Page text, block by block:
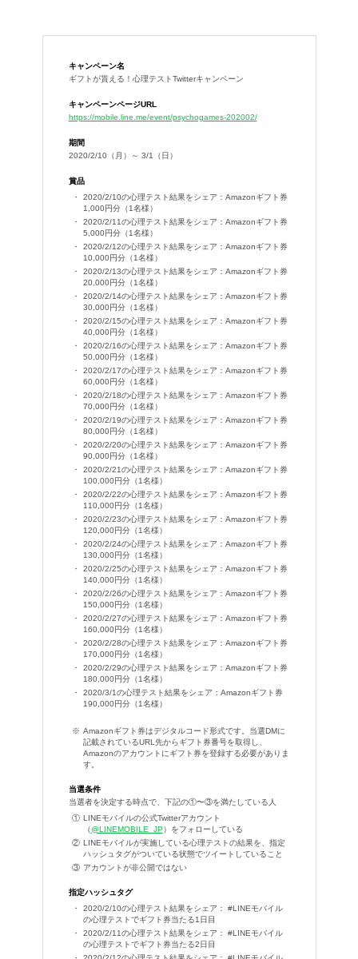
キャンペーン名
ギフトが貰える！心理テストTwitterキャンペーン
キャンペーンページURL
https://mobile.line.me/event/psychogames-202002/
期間
2020/2/10（月）～ 3/1（日）
賞品
2020/2/10の心理テスト結果をシェア：Amazonギフト券
1,000円分（1名様）
2020/2/11の心理テスト結果をシェア：Amazonギフト券
5,000円分（1名様）
2020/2/12の心理テスト結果をシェア：Amazonギフト券
10,000円分（1名様）
2020/2/13の心理テスト結果をシェア：Amazonギフト券
20,000円分（1名様）
2020/2/14の心理テスト結果をシェア：Amazonギフト券
30,000円分（1名様）
2020/2/15の心理テスト結果をシェア：Amazonギフト券
40,000円分（1名様）
2020/2/16の心理テスト結果をシェア：Amazonギフト券
50,000円分（1名様）
2020/2/17の心理テスト結果をシェア：Amazonギフト券
60,000円分（1名様）
2020/2/18の心理テスト結果をシェア：Amazonギフト券
70,000円分（1名様）
2020/2/19の心理テスト結果をシェア：Amazonギフト券
80,000円分（1名様）
2020/2/20の心理テスト結果をシェア：Amazonギフト券
90,000円分（1名様）
2020/2/21の心理テスト結果をシェア：Amazonギフト券
100,000円分（1名様）
2020/2/22の心理テスト結果をシェア：Amazonギフト券
110,000円分（1名様）
2020/2/23の心理テスト結果をシェア：Amazonギフト券
120,000円分（1名様）
2020/2/24の心理テスト結果をシェア：Amazonギフト券
130,000円分（1名様）
2020/2/25の心理テスト結果をシェア：Amazonギフト券
140,000円分（1名様）
2020/2/26の心理テスト結果をシェア：Amazonギフト券
150,000円分（1名様）
2020/2/27の心理テスト結果をシェア：Amazonギフト券
160,000円分（1名様）
2020/2/28の心理テスト結果をシェア：Amazonギフト券
170,000円分（1名様）
2020/2/29の心理テスト結果をシェア：Amazonギフト券
180,000円分（1名様）
2020/3/1の心理テスト結果をシェア：Amazonギフト券
190,000円分（1名様）
Amazonギフト券はデジタルコード形式です。当選DMに
記載されているURL先からギフト券番号を取得し、
Amazonのアカウントにギフト券を登録する必要がありま
す。
当選条件
当選者を決定する時点で、下記の①〜③を満たしている人
LINEモバイルの公式Twitterアカウント
（@LINEMOBILE_JP）をフォローしている
LINEモバイルが実施している心理テストの結果を、指定
ハッシュタグがついている状態でツイートしていること
アカウントが非公開ではない
指定ハッシュタグ
2020/2/10の心理テスト結果をシェア： #LINEモバイル
の心理テストでギフト券当たる1日目
2020/2/11の心理テスト結果をシェア： #LINEモバイル
の心理テストでギフト券当たる2日目